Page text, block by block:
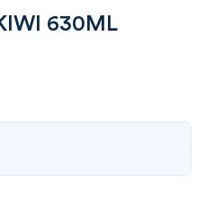
630ML